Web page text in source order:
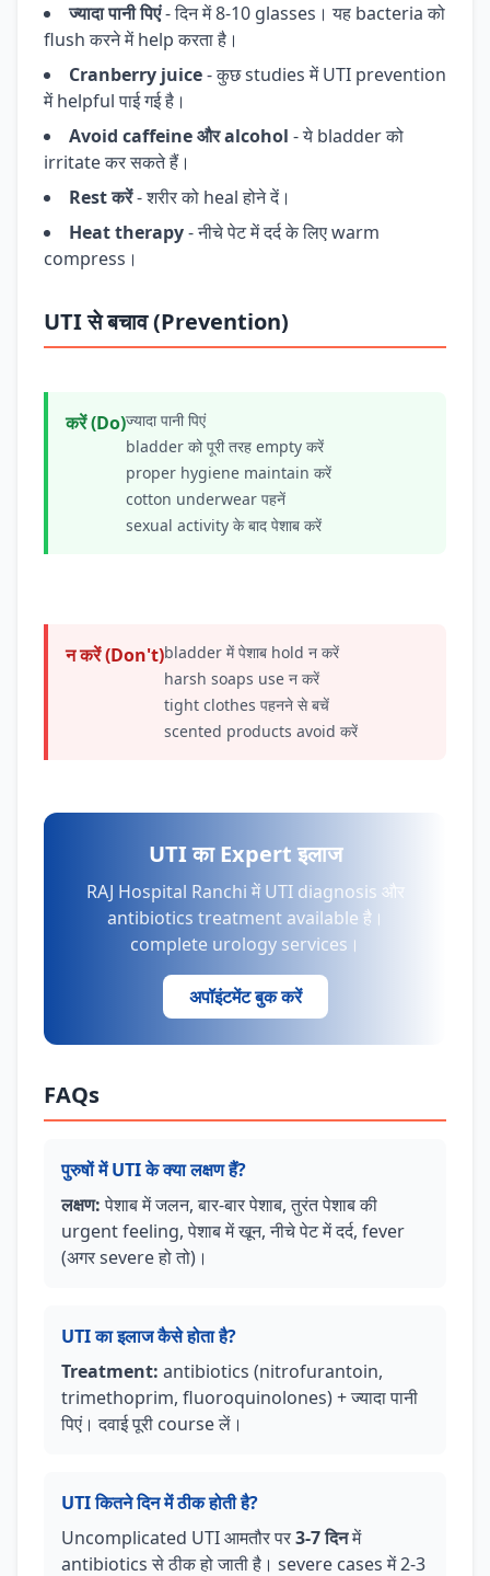
ज्यादा पानी पिएं- दिन में 8-10 glasses। यह bacteria को
flush करने में help करता है।
Cranberry juice- कुछ studies में UTI prevention
में helpful पाई गई है।
Avoid caffeine और alcohol - ये bladder को
irritate कर सकते हैं।
Rest करें- शरीर को heal होने दें।
Heat therapy- नीचे पेट में दर्द के लिए warm
compress।
UTI से बचाव (Prevention)
करें (Do)ज्यादा पानी पिएं
bladder को पूरी तरह empty करें
proper hygiene maintain करें
cotton underwear पहनें
sexual activity के बाद पेशाब करें
न करें (Don't)bladder में पेशाब hold न करें
harsh soaps use न करें
tight clothes पहनने से बचें
scented products avoid करें
UTI का Expert इलाज
RAJ Hospital Ranchi में UTI diagnosis और
antibiotics treatment available है।
complete urology services।
अपॉइंटमेंट बुक करें
FAQs
पुरुषों में UTI के क्या लक्षण हैं?
लक्षण:पेशाब में जलन, बार-बार पेशाब, तुरंत पेशाब की
urgent feeling, पेशाब में खून, नीचे पेट में दर्द, fever
(अगर severe हो तो)।
UTI का इलाज कैसे होता है?
Treatment: antibiotics (nitrofurantoin,
trimethoprim, fluoroquinolones) + ज्यादा पानी
पिएं। दवाई पूरी course लें।
UTI कितने दिन में ठीक होती है?
Uncomplicated UTI आमतौर पर3-7 दिनमें
antibiotics से ठीक हो जाती है। severe cases में 2-3